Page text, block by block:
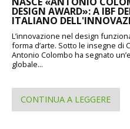
DESIGN AWARD»: A IBF
ITALIANO
L’innovazione nel design
forma d’arte. Sotto le insegne di
Antonio Colombo ha segnato
globale...
CONTINUA A LEGGERE